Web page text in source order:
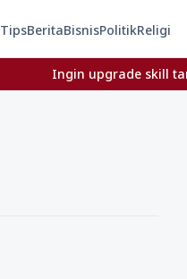
TipsBeritaBisnisPolitikReligi
Ingin upgrade skill tanpa